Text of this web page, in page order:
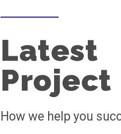
Latest
Project
How we help you